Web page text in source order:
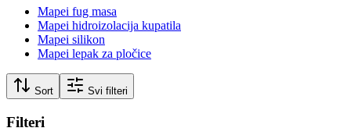
Mapei fug masa
Mapei hidroizolacija kupatila
Mapei silikon
Mapei lepak za pločice
Sort Svi filteri
Filteri